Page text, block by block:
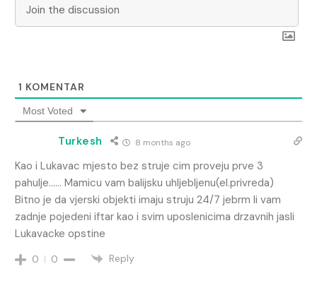
1 KOMENTAR
Most Voted
Turkesh 8 months ago
Kao i Lukavac mjesto bez struje cim proveju prve 3
pahulje…… Mamicu vam balijsku uhljebljenu(el.privreda)
Bitno je da vjerski objekti imaju struju 24/7 jebrm li vam
zadnje pojedeni iftar kao i svim uposlenicima drzavnih jasli
Lukavacke opstine
0 0 Reply